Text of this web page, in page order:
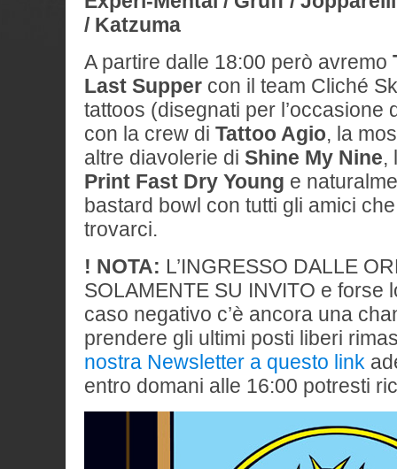
/ Katzuma
A partire dalle 18:00 però avremo
Last Supper con il team Cliché
tattoos (disegnati per l’occasione
con la crew di Tattoo Agio, la
altre diavolerie di Shine My Nine,
Print Fast Dry Young e
bastard bowl con tutti gli amici
trovarci.
! NOTA: L’INGRESSO DALLE
SOLAMENTE SU INVITO e forse
caso negativo c’è ancora una
prendere gli ultimi posti liberi
nostra Newsletter a questo link
entro domani alle 16:00 potresti